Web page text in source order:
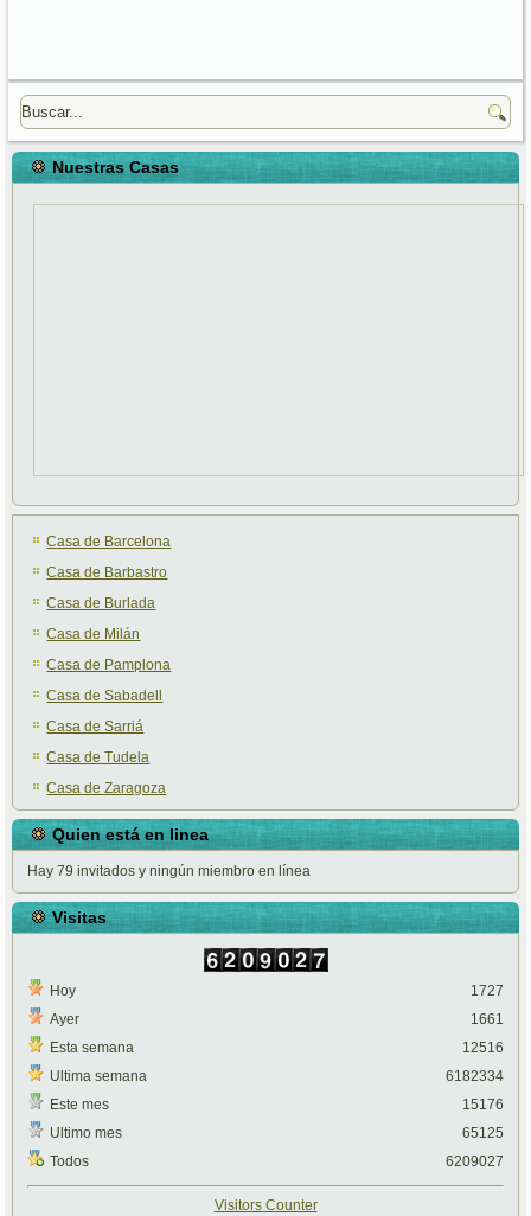
Nuestras Casas
Casa de Barcelona
Casa de Barbastro
Casa de Burlada
Casa de Milán
Casa de Pamplona
Casa de Sabadell
Casa de Sarriá
Casa de Tudela
Casa de Zaragoza
Quien está en linea
Hay 79 invitados y ningún miembro en línea
Visitas
Hoy
Ayer
Esta semana
Ultima semana
Este mes
Ultimo mes
Todos
1727
1661
12516
6182334
15176
65125
6209027
Visitors Counter